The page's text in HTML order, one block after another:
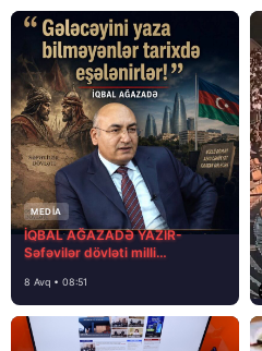
MEDİA
İQBAL AĞAZADƏ YAZIR-
Səfəvilər dövləti milli
8 Avq • 08:51